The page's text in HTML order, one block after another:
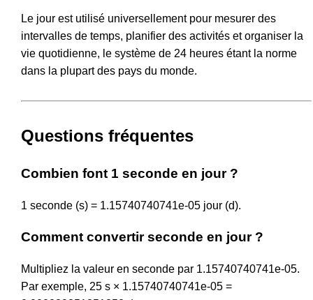
Le jour est utilisé universellement pour mesurer des
intervalles de temps, planifier des activités et organiser la
vie quotidienne, le système de 24 heures étant la norme
dans la plupart des pays du monde.
Questions fréquentes
Combien font 1 seconde en jour ?
1 seconde (s) = 1.15740740741e-05 jour (d).
Comment convertir seconde en jour ?
Multipliez la valeur en seconde par 1.15740740741e-05.
Par exemple, 25 s × 1.15740740741e-05 =